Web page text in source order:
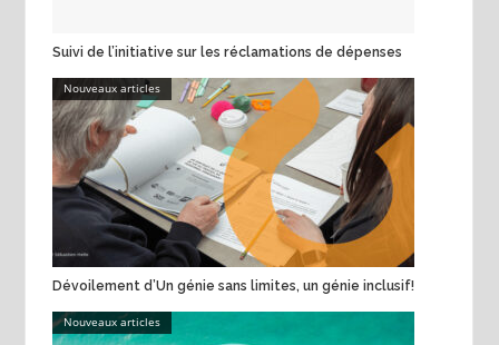
Suivi de l’initiative sur les réclamations de dépenses
Nouveaux articles
Dévoilement d’Un génie sans limites, un génie inclusif!
Nouveaux articles